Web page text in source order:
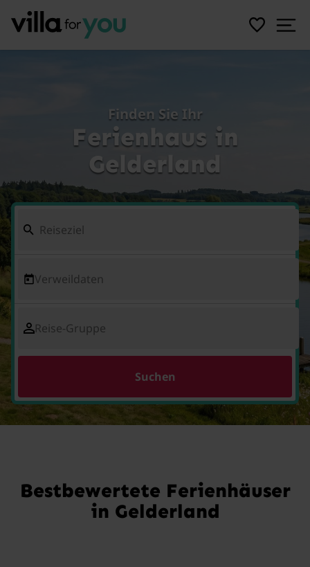
Finden Sie Ihr
Ferienhaus in
Gelderland
Verweildaten
Reise-Gruppe
Suchen
Bestbewertete Ferienhäuser
in Gelderland